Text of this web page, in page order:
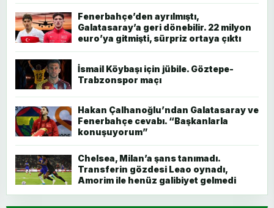
Fenerbahçe’den ayrılmıştı,
Galatasaray’a geri dönebilir. 22 milyon
euro’ya gitmişti, sürpriz ortaya çıktı
İsmail Köybaşı için jübile. Göztepe-
Trabzonspor maçı
Hakan Çalhanoğlu’ndan Galatasaray ve
Fenerbahçe cevabı. “Başkanlarla
konuşuyorum”
Chelsea, Milan’a şans tanımadı.
Transferin gözdesi Leao oynadı,
Amorim ile henüz galibiyet gelmedi